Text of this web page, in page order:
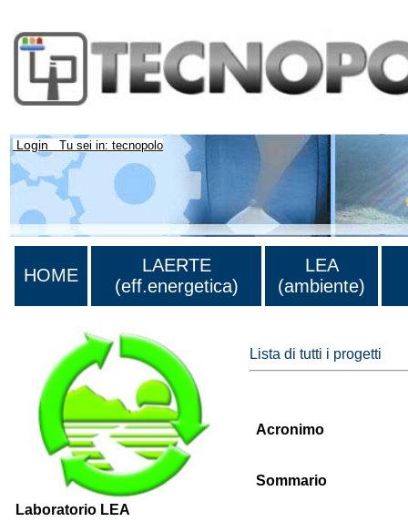
Login Tu sei in: tecnopolo
HOME
LAERTE
(eff.energetica)
LEA
(ambiente)
Laboratorio LEA
Lista di tutti i progetti
Acronimo
Sommario